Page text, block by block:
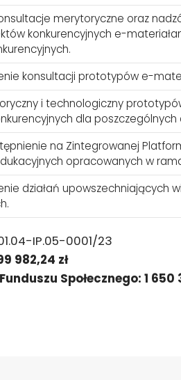
merytoryczne oraz
konkurencyjnych e-
konsultacji prototypów e-
i technologiczny
dla poszczególnych
na Zintegrowanej
opracowanych w
działań upowszechniających
IP.05-0001/23
982,24 zł
Społecznego: 1 650